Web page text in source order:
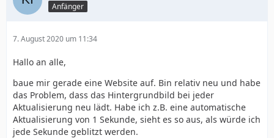
Anfänger
7. August 2020 um 11:34
Hallo an alle,
baue mir gerade eine Website auf. Bin relativ neu und habe
das Problem, dass das Hintergrundbild bei jeder
Aktualisierung neu lädt. Habe ich z.B. eine automatische
Aktualisierung von 1 Sekunde, sieht es so aus, als würde ich
jede Sekunde geblitzt werden.